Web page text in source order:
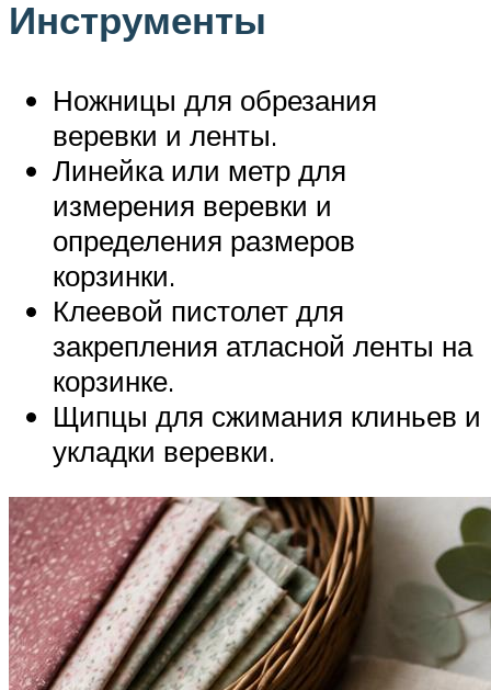
Инструменты
Ножницы для обрезания
веревки и ленты.
Линейка или метр для
измерения веревки и
определения размеров
корзинки.
Клеевой пистолет для
закрепления атласной ленты на
корзинке.
Щипцы для сжимания клиньев и
укладки веревки.